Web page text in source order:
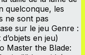
quelconque, les
ne sont pas
sur le jeu Genre :
en jeu)
Master the Blade: